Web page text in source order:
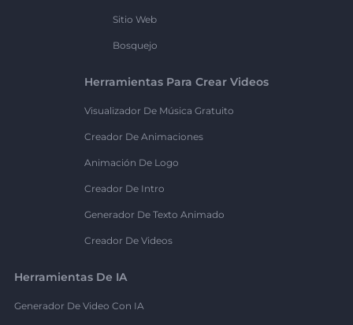
Sitio Web
Bosquejo
Herramientas Para Crear Videos
Visualizador De Música Gratuito
Creador De Animaciones
Animación De Logo
Creador De Intro
Generador De Texto Animado
Creador De Videos
Herramientas De IA
Generador De Video Con IA